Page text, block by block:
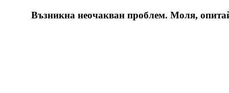
Възникна неочакван проблем. Моля,